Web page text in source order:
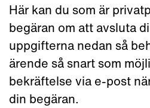
Här kan du som är
begäran om att avsluta
uppgifterna nedan så
ärende så snart som
bekräftelse via e-post
din begäran.